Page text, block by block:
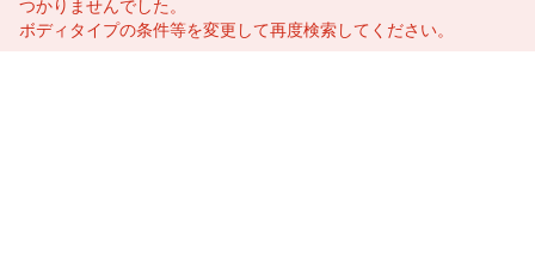
つかりませんでした。
ボディタイプの条件等を変更して再度検索してください。